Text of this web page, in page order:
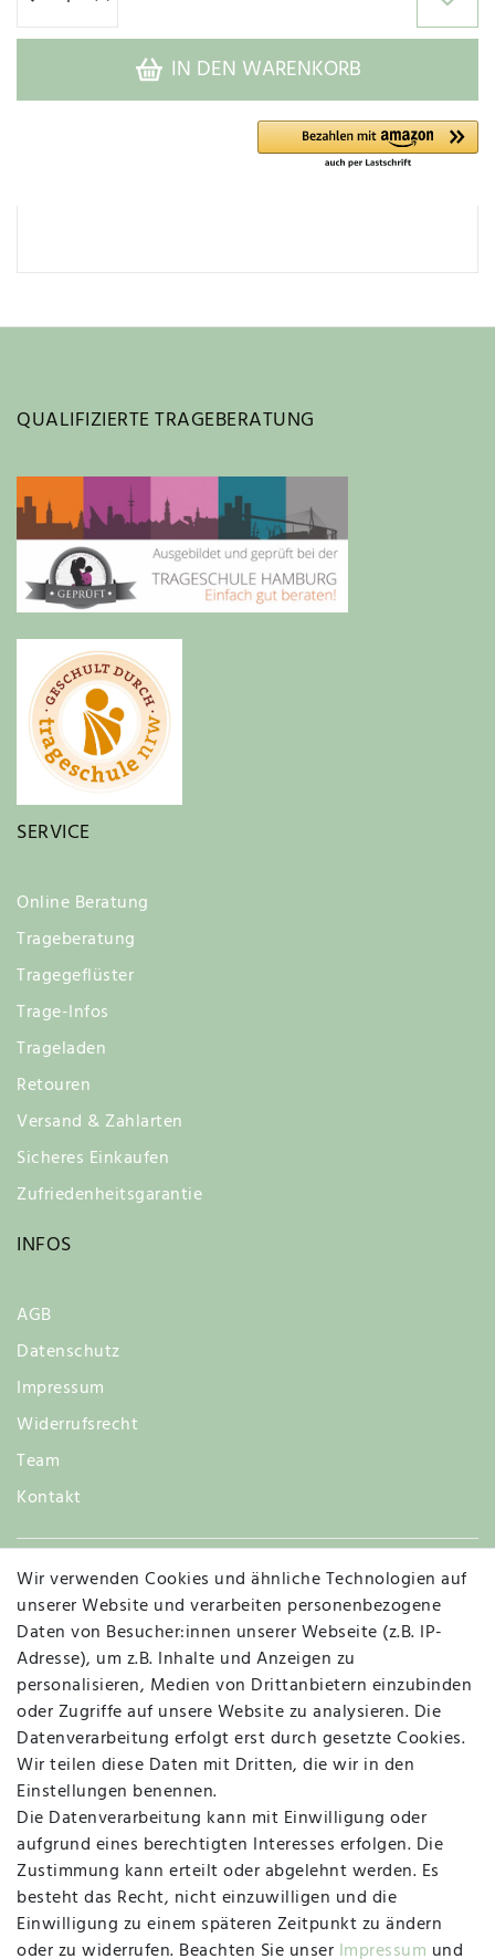
IN DEN WARENKORB
QUALIFIZIERTE TRAGEBERATUNG
SERVICE
Online Beratung
Trageberatung
Tragegeflüster
Trage-Infos
Trageladen
Retouren
Versand & Zahlarten
Sicheres Einkaufen
Zufriedenheitsgarantie
INFOS
AGB
Datenschutz
Impressum
Widerrufsrecht
Team
Kontakt
Widerruf
Vertrag widerrufen Kontakt
MAPALI VOR ORT
Herzogstraße 10
47533 Kleve
Montag, Dienstag, Donnerstag, Freitag
09:00 Uhr bis 13:00 Uhr
Wir verwenden Cookies und ähnliche Technologien auf
unserer Website und verarbeiten personenbezogene
Daten von Besucher:innen unserer Webseite (z.B. IP-
Adresse), um z.B. Inhalte und Anzeigen zu
personalisieren, Medien von Drittanbietern einzubinden
oder Zugriffe auf unsere Website zu analysieren. Die
Datenverarbeitung erfolgt erst durch gesetzte Cookies.
Wir teilen diese Daten mit Dritten, die wir in den
Einstellungen benennen.
Die Datenverarbeitung kann mit Einwilligung oder
aufgrund eines berechtigten Interesses erfolgen. Die
Zustimmung kann erteilt oder abgelehnt werden. Es
besteht das Recht, nicht einzuwilligen und die
Einwilligung zu einem späteren Zeitpunkt zu ändern
oder zu widerrufen. Beachten Sie unser Impressum und